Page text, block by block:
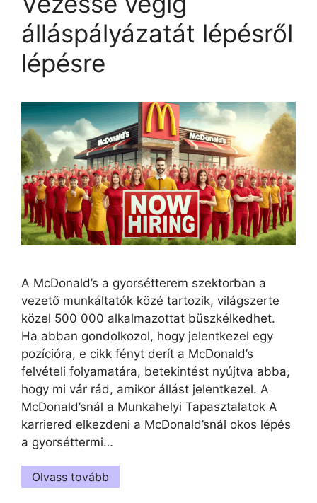
álláspályázatát lépésről
lépésre
A McDonald’s a gyorsétterem szektorban a
vezető munkáltatók közé tartozik, világszerte
közel 500 000 alkalmazottat büszkélkedhet.
Ha abban gondolkozol, hogy jelentkezel egy
pozícióra, e cikk fényt derít a McDonald’s
felvételi folyamatára, betekintést nyújtva abba,
hogy mi vár rád, amikor állást jelentkezel. A
McDonald’snál a Munkahelyi Tapasztalatok A
karriered elkezdeni a McDonald’snál okos lépés
a gyorséttermi…
Olvass tovább